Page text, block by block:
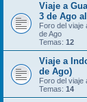
Viaje a
3 de Ago
Foro del viaje
de Ago
Temas: 12
Viaje a
de Ago)
Foro del viaje
Temas: 14